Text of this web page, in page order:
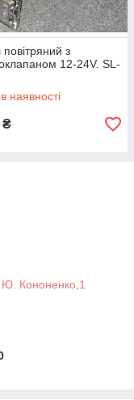
з
12-24V. SL-
наявності
₴
Ю. Кононенко,1